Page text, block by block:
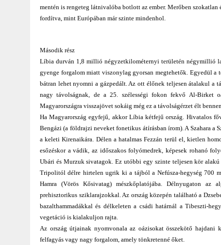
mentén is rengeteg látnivalóba botlott az ember. Merőben
fordítva, mint Európában már szinte mindenhol.
Második rész
Líbia durván 1,8 millió négyzetkilométernyi területén négymillió
gyenge forgalom miatt viszonylag gyorsan megtehetők. Egyedül
bátran lehet nyomni a gázpedált. Az ott élőnek teljesen átalakul a
nagy távolságnak, de a 25. szélességi fokon fekvő Al-Birket
Magyarországra visszajövet sokáig még ez a távolságérzet élt
Ha Magyarország egyfejű, akkor Líbia kétfejű ország. Hivatalos
Bengázi (a földrajzi neveket fonetikus átírásban írom). A Szahara
a keleti Kirenaikára. Délen a hatalmas Fezzán terül el, kietlen
esőzéskor a vádik, az időszakos folyómedrek, képesek rohanó
Ubári és Murzuk sivatagok. Ez utóbbi egy szinte teljesen kör
Tripolitól délre hirtelen ugrik ki a tájból a Nefúsza-hegység 700
Hamra (Vörös Kősivatag) mészkőplatójába. Délnyugaton az
prehisztorikus sziklarajzokkal. Az ország közepén található a
bazalthammadákkal és délkeleten a csádi határnál a Tibeszti-
vegetáció is kialakuljon rajta.
Az ország útjainak nyomvonala az oázisokat összekötő
felfagyás vagy nagy forgalom, amely tönkretenné őket.